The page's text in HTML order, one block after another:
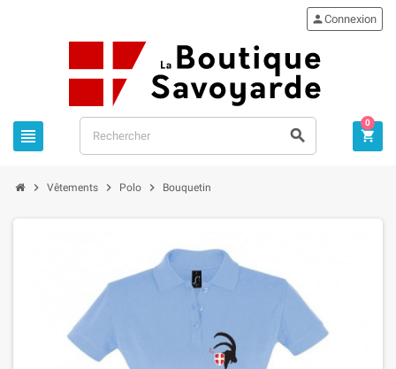
 
Connexion

0
 Vêtements  Polo  Bouquetin